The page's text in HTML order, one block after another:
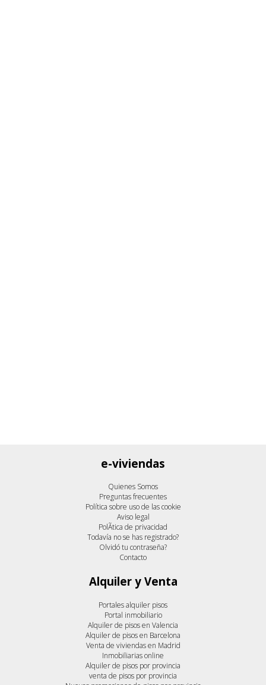
e-viviendas
Quienes Somos
Preguntas frecuentes
Política sobre uso de las cookie
Aviso legal
PolÃ­tica de privacidad
Todavía no se has registrado?
Olvidó tu contraseña?
Contacto
Alquiler y Venta
Portales alquiler pisos
Portal inmobiliario
Alquiler de pisos en Valencia
Alquiler de pisos en Barcelona
Venta de viviendas en Madrid
Inmobiliarias online
Alquiler de pisos por provincia
venta de pisos por provincia